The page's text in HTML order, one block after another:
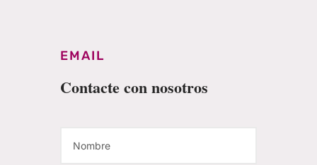
EMAIL
Contacte con nosotros